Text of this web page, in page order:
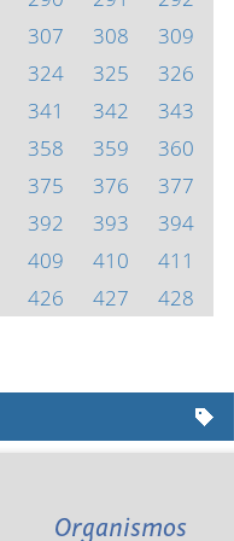
307 308
309
324 325
326
341 342
343
358 359
360
375 376
377
392 393
394
409 410
411
426 427
428
Organismos